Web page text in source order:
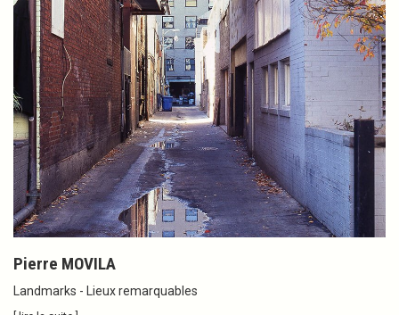
Pierre MOVILA
Landmarks - Lieux remarquables